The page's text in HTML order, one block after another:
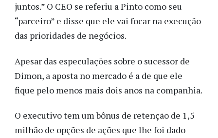
juntos.” O CEO se referiu a Pinto como seu
“parceiro” e disse que ele vai focar na execução
das prioridades de negócios.
Apesar das especulações sobre o sucessor de
Dimon, a aposta no mercado é a de que ele
fique pelo menos mais dois anos na companhia.
O executivo tem um bônus de retenção de 1,5
milhão de opções de ações que lhe foi dado